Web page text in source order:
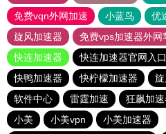
免费vqn外网加速
小蓝鸟 优
旋风加速器
免费vps加速器外网
快连加速器
快连加速器官网入口
快鸭加速器
快柠檬加速器
软件中心
雷霆加速 狂飙加速
小美
小美vpn
小美加速器